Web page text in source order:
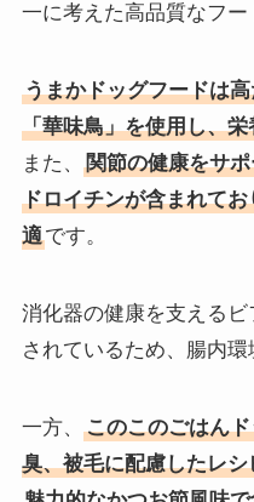
一に考えた高品質なフー
うまかドッグフードは
「華味鳥」を使用し、
また、
関節の健康をサ
ドロイチンが含まれて
適です。
消化器の健康を支える
されているため、腸内環
一方、
このこのごはん
臭、被毛に配慮したレシ